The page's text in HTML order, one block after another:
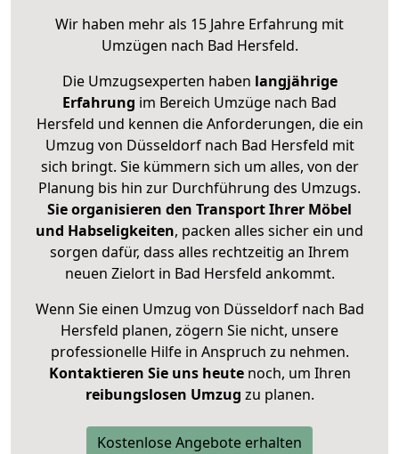
Wir haben mehr als 15 Jahre Erfahrung mit
Umzügen nach Bad Hersfeld.
Die Umzugsexperten haben langjährige
Erfahrung im Bereich Umzüge nach Bad
Hersfeld und kennen die Anforderungen, die ein
Umzug von Düsseldorf nach Bad Hersfeld mit
sich bringt. Sie kümmern sich um alles, von der
Planung bis hin zur Durchführung des Umzugs.
Sie organisieren den Transport Ihrer Möbel
und Habseligkeiten, packen alles sicher ein und
sorgen dafür, dass alles rechtzeitig an Ihrem
neuen Zielort in Bad Hersfeld ankommt.
Wenn Sie einen Umzug von Düsseldorf nach Bad
Hersfeld planen, zögern Sie nicht, unsere
professionelle Hilfe in Anspruch zu nehmen.
Kontaktieren Sie uns heutenoch, um Ihren
reibungslosen Umzug zu planen.
Kostenlose Angebote erhalten